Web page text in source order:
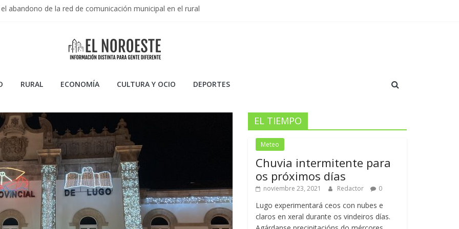
abandono de la red de comunicación municipal en el rural
la Temporada 2023/2024 de CB Breogán en la ACB
Artificiales: Usos, Ventajas y Peligros
RURAL ECONOMÍA CULTURA Y OCIO DEPORTES
EL TIEMPO
Meteo
Chuvia intermitente para
os próximos días
noviembre 23, 2021 Redactor 0
Lugo experimentará ceos con nubes e
claros en xeral durante os vindeiros días.